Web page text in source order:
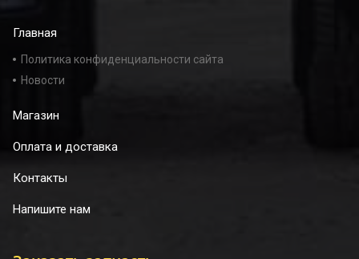
Главная
Политика конфиденциальности сайта
Новости
Магазин
Оплата и доставка
Контакты
Напишите нам